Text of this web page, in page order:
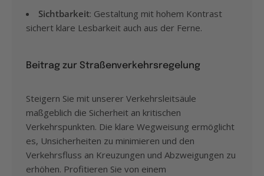
Sichtbarkeit: Gestaltung mit hohem Kontrast
sichert klare Lesbarkeit auch aus der Ferne.
Beitrag zur Straßenverkehrsregelung
Steigern Sie mit unserer Verkehrsleitsäule
maßgeblich die Sicherheit an kritischen
Verkehrspunkten. Die klare Wegweisung ermöglicht
es, Unsicherheiten zu minimieren und den
Verkehrsfluss an Kreuzungen und Abzweigungen zu
erhöhen. Profitieren Sie von einem